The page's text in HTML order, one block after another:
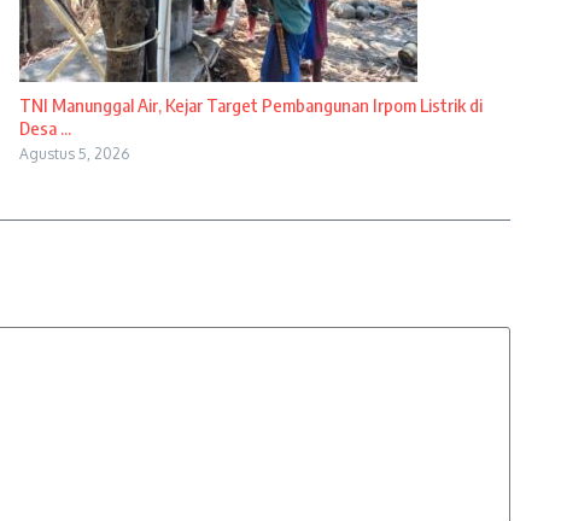
TNI Manunggal Air, Kejar Target Pembangunan Irpom Listrik di
Desa ...
Agustus 5, 2026